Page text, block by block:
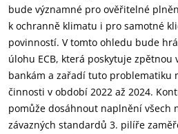
bude významné pro ověřitelné
k ochranně klimatu i pro samotné
povinností. V tomto ohledu bude
úlohu ECB, která poskytuje zpětnou
bankám a zařadí tuto problematiku
činnosti v období 2022 až 2024.
pomůže dosáhnout naplnění všech
závazných standardů 3. pilíře